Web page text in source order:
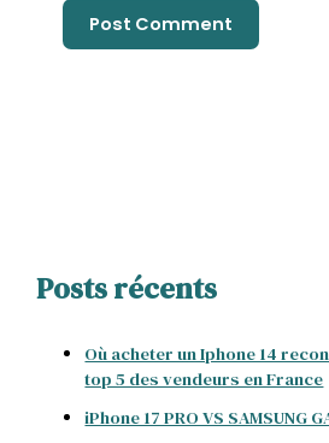
Posts récents
Où acheter un Iphone 14
top 5 des vendeurs en France
iPhone 17 PRO VS SAMSUNG